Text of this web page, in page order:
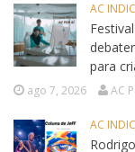
AC
para
ago 7, 2026 AC
AC